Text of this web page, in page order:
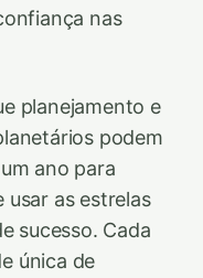
nas
planejamento e
podem
ano para
as estrelas
sucesso. Cada
única de